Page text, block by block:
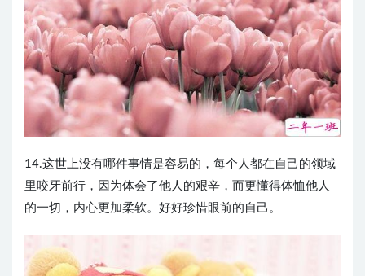
14.这世上没有哪件事情是容易的，每个人都在自己的领域
里咬牙前行，因为体会了他人的艰辛，而更懂得体恤他人
的一切，内心更加柔软。好好珍惜眼前的自己。 ​​​​